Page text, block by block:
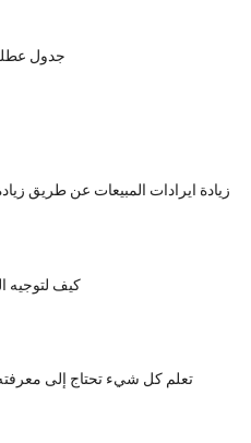
جدول
زيادة ايرادات المبيعات عن طريق
كيف لتوجيه
تعلم كل شيء تحتاج إلى